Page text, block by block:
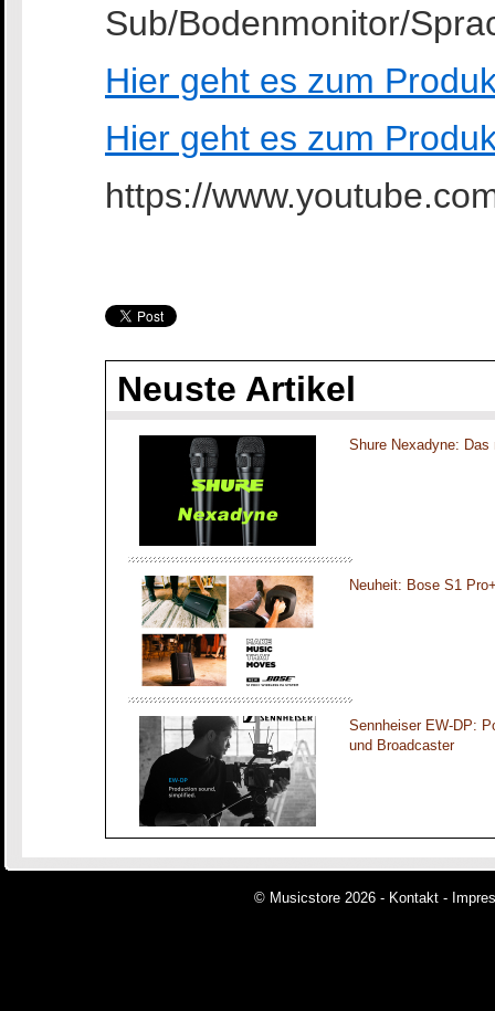
Sub/Bodenmonitor/
Hier geht es zum
Hier geht es zum
https://
Neuste Artikel
Shure Nexadyne:
Neuheit: Bose S1
Sennheiser EW-DP:
und Broadcaster
© Musicstore 2026 - Kontakt -